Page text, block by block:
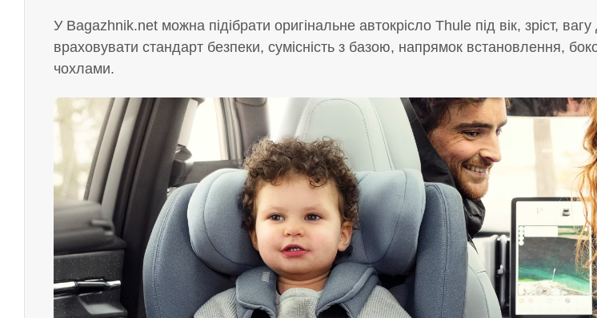
У Bagazhnik.net можна підібрати оригінальне автокрісло Thule під вік, зріст,
враховувати стандарт безпеки, сумісність з базою, напрямок встановлення,
чохлами.